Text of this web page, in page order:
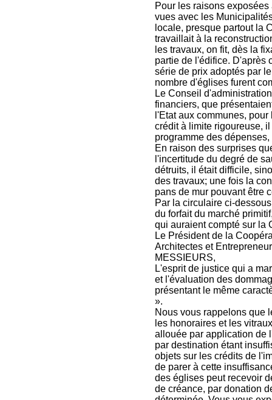
Pour les raisons
vues avec les
locale, presque partout la
travaillait à la
les travaux, on fit, dès la
partie de l'édifice. D'après
série de prix adoptés par
nombre d'églises furent
Le Conseil
financiers, que
l'Etat aux communes,
crédit à limite rigoureuse,
programme des dépenses,
En raison des surprises
l'incertitude du degré de
détruits, il était difficile,
des travaux; une fois la
pans de mur pouvant être
Par la circulaire ci-
du forfait du marché
qui auraient compté sur la
Le Président de la
Architectes et
MESSIEURS,
L'esprit de justice qui a
et l'évaluation des
présentant le même
».
Nous vous rappelons que
les honoraires et les
allouée par application de
par destination étant
objets sur les crédits de
de parer à cette
des églises peut recevoir
de créance, par donation